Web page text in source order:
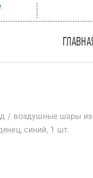
воздушные шары из
синий, 1 шт.